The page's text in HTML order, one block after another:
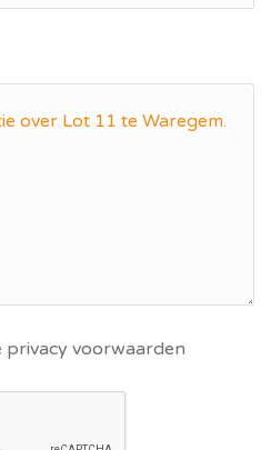
privacy voorwaarden